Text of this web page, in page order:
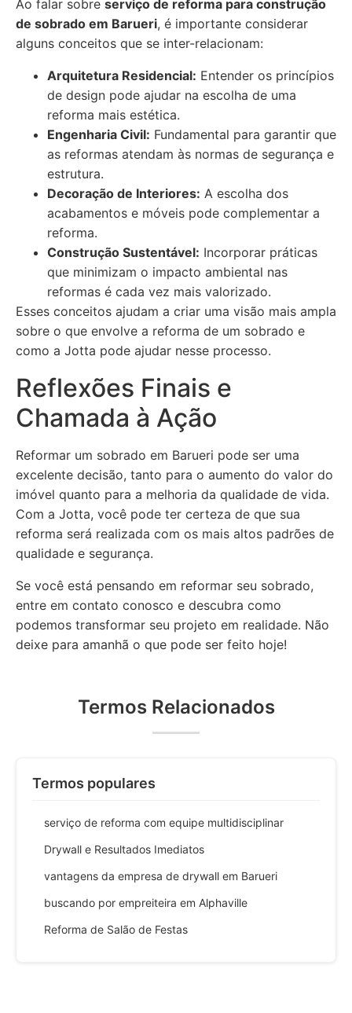
Ao falar sobre serviço de reforma para construção
de sobrado em Barueri, é importante considerar
alguns conceitos que se inter-relacionam:
Arquitetura Residencial: Entender os princípios
de design pode ajudar na escolha de uma
reforma mais estética.
Engenharia Civil: Fundamental para garantir que
as reformas atendam às normas de segurança e
estrutura.
Decoração de Interiores: A escolha dos
acabamentos e móveis pode complementar a
reforma.
Construção Sustentável: Incorporar práticas
que minimizam o impacto ambiental nas
reformas é cada vez mais valorizado.
Esses conceitos ajudam a criar uma visão mais ampla
sobre o que envolve a reforma de um sobrado e
como a Jotta pode ajudar nesse processo.
Reflexões Finais e
Chamada à Ação
Reformar um sobrado em Barueri pode ser uma
excelente decisão, tanto para o aumento do valor do
imóvel quanto para a melhoria da qualidade de vida.
Com a Jotta, você pode ter certeza de que sua
reforma será realizada com os mais altos padrões de
qualidade e segurança.
Se você está pensando em reformar seu sobrado,
entre em contato conosco e descubra como
podemos transformar seu projeto em realidade. Não
deixe para amanhã o que pode ser feito hoje!
Termos Relacionados
Termos populares
serviço de reforma com equipe multidisciplinar
Drywall e Resultados Imediatos
vantagens da empresa de drywall em Barueri
buscando por empreiteira em Alphaville
Reforma de Salão de Festas